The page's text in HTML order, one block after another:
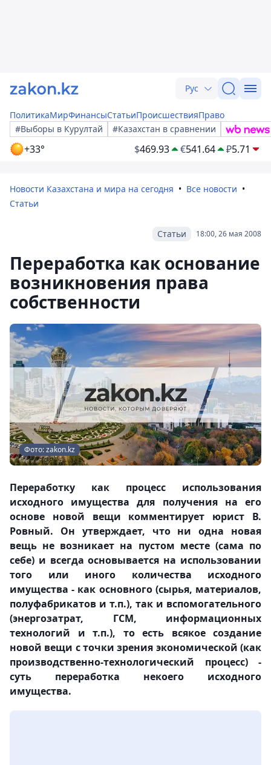
Рус
ПолитикаМирФинансыСтатьиПроисшествияПраво
#Выборы в Курултай
#Казахстан в сравнении
+33° $469.93 €541.64 ₽5.71
Новости Казахстана и мира на сегодня
Все новости
Статьи
18:00, 26 мая 2008
Статьи
Переработка как основание
возникновения права
собственности
Фото: zakon.kz
Переработку как процесс использования
исходного имущества для получения на его
основе новой вещи комментирует юрист В.
Ровный. Он утверждает, что ни одна новая
вещь не возникает на пустом месте (сама по
себе) и всегда основывается на использовании
того или иного количества исходного
имущества - как основного (сырья, материалов,
полуфабрикатов и т.п.), так и вспомогательного
(энергозатрат, ГСМ, информационных
технологий и т.п.), то есть всякое создание
новой вещи с точки зрения экономической (как
производственно-технологический процесс) -
суть переработка некоего исходного
имущества.